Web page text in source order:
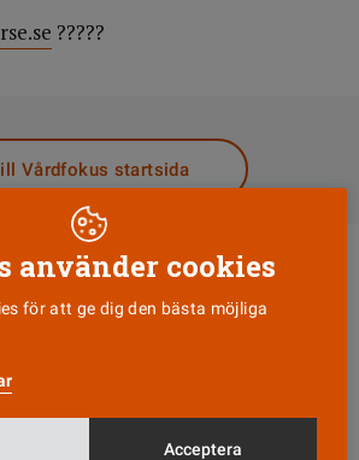
?????
Vårdfokus startsida
Läs senaste numret
använder cookies
för att ge dig den bästa möjliga
Acceptera